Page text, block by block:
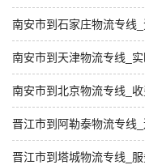
南安市到石家庄物流专线_
南安市到天津物流专线_实
南安市到北京物流专线_收
晋江市到阿勒泰物流专线_
晋江市到塔城物流专线_服